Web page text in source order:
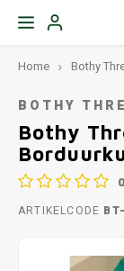
Home Bothy
BOTHY
Bothy
0
ARTIKELCODE